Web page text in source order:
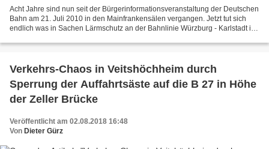
Acht Jahre sind nun seit der Bürgerinformationsveranstaltung der Deutschen
Bahn am 21. Juli 2010 in den Mainfrankensälen vergangen. Jetzt tut sich
endlich was in Sachen Lärmschutz an der Bahnlinie Würzburg - Karlstadt im
Verkehrs-Chaos in Veitshöchheim durch
Sperrung der Auffahrtsäste auf die B 27 in Höhe
der Zeller Brücke
Veröffentlicht am 02.08.2018 16:48
Von Dieter Gürz